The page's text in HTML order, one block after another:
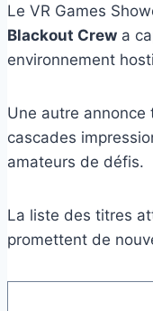
Le VR Games
Blackout Crew a
environnement
Une autre
cascades
amateurs de défis.
La liste des titres
promettent de